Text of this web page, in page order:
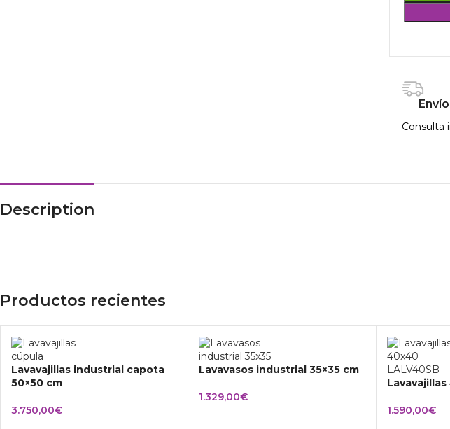
Consulta
Description
Productos recientes
Lavavajillas industrial capota
50×50 cm
3.750,00€
Lavavasos industrial 35×35 cm
1.329,00€
1.590,00€